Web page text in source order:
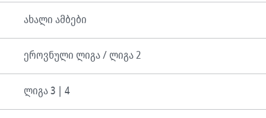
ახალი ამბები
ეროვნული ლიგა / ლიგა 2
ლიგა 3 | 4